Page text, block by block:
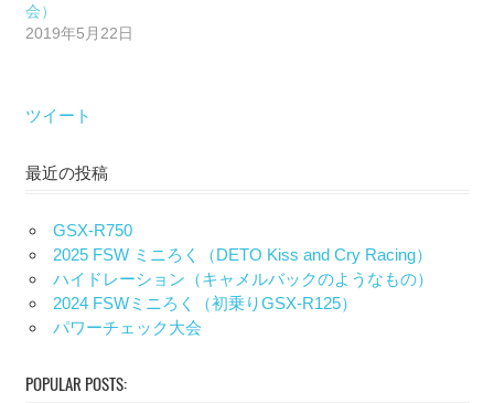
会）
2019年5月22日
ツイート
最近の投稿
GSX-R750
2025 FSW ミニろく（DETO Kiss and Cry Racing）
ハイドレーション（キャメルバックのようなもの）
2024 FSWミニろく（初乗りGSX-R125）
パワーチェック大会
POPULAR POSTS: